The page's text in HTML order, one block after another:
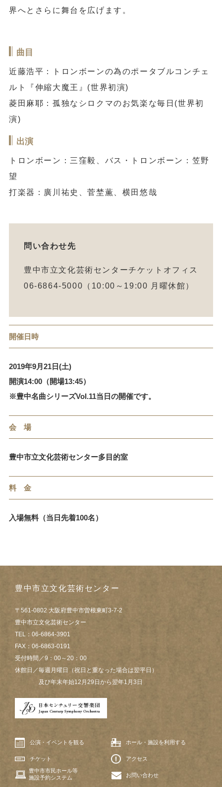
界へとさらに舞台を広げます。
曲目
近藤浩平：トロンボーンの為のポータブルコンチェ
ルト『伸縮大魔王』(世界初演)
菱田麻耶：孤独なシロクマのお気楽な毎日(世界初
演)
出演
トロンボーン：三窪毅、バス・トロンボーン：笠野
望
打楽器：廣川祐史、菅埜薫、横田悠哉
問い合わせ先
豊中市立文化芸術センターチケットオフィス
06-6864-5000（10:00～19:00 月曜休館）
開催日時
2019年9月21日(土)
開演14:00（開場13:45）
※豊中名曲シリーズVol.11当日の開催です。
会 場
豊中市立文化芸術センター多目的室
料 金
入場無料（当日先着100名）
豊中市立文化芸術センター
〒561-0802 大阪府豊中市曽根東町3-7-2
豊中市立文化芸術センター
TEL：06-6864-3901
FAX：06-6863-0191
受付時間／9：00～20：00
休館日／毎週月曜日（祝日と重なった場合は翌平日）
及び年末年始12月29日から翌年1月3日
公演・イベントを観る ホール・施設を利用する
チケット
アクセス
豊中市市民ホール等
施設予約システム
お問い合わせ